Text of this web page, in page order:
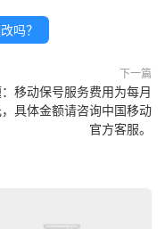
吗？
下一篇
移动保号服务费用为每月
具体金额请咨询中国移动
官方客服。